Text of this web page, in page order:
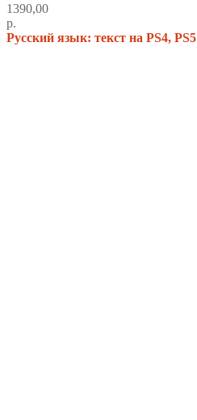
1390,00
р.
Русский язык: текст на PS4, PS5